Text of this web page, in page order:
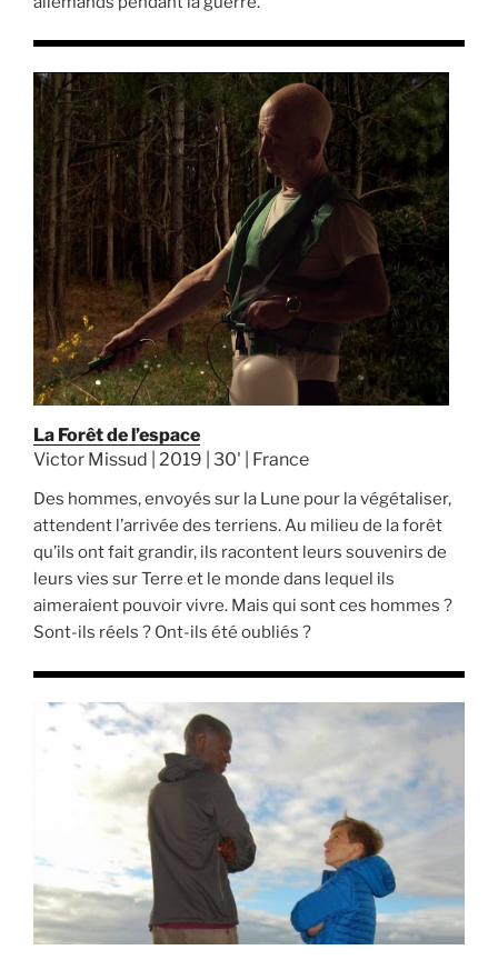
La Forêt de l’espace
Victor Missud | 2019 | 30' | France
Des hommes, envoyés sur la Lune pour la végétaliser,
attendent l’arrivée des terriens. Au milieu de la forêt
qu’ils ont fait grandir, ils racontent leurs souvenirs de
leurs vies sur Terre et le monde dans lequel ils
aimeraient pouvoir vivre. Mais qui sont ces hommes ?
Sont-ils réels ? Ont-ils été oubliés ?